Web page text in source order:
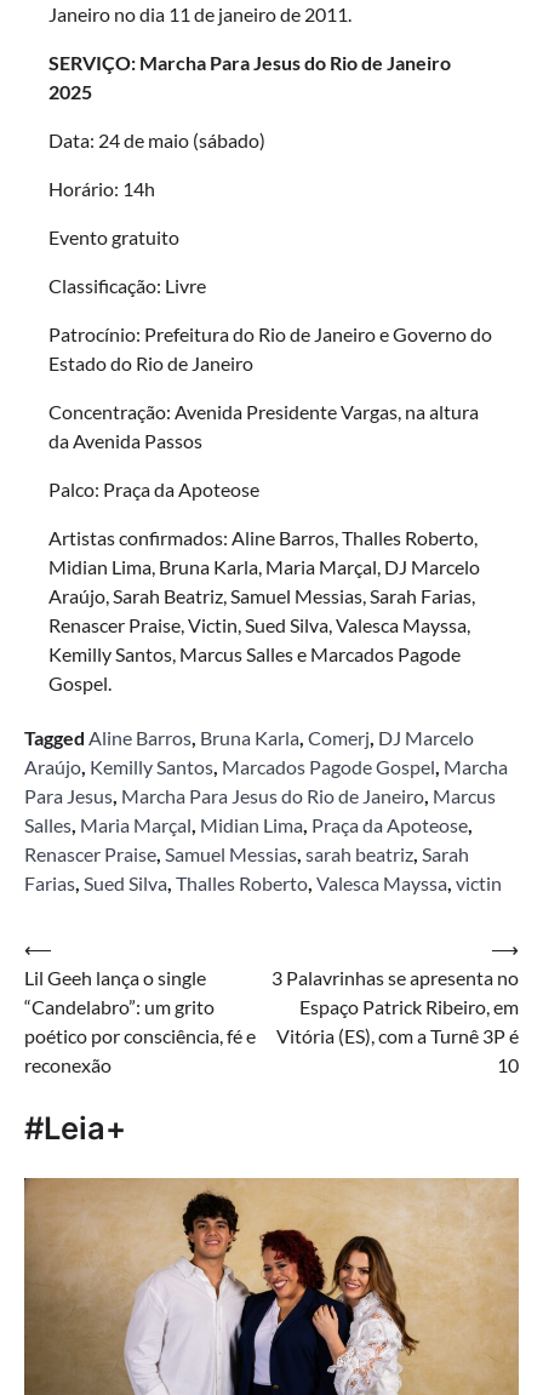
Janeiro no dia 11 de janeiro de 2011.
SERVIÇO: Marcha Para Jesus do Rio de Janeiro
2025
Data: 24 de maio (sábado)
Horário: 14h
Evento gratuito
Classificação: Livre
Patrocínio: Prefeitura do Rio de Janeiro e Governo do
Estado do Rio de Janeiro
Concentração: Avenida Presidente Vargas, na altura
da Avenida Passos
Palco: Praça da Apoteose
Artistas confirmados: Aline Barros, Thalles Roberto,
Midian Lima, Bruna Karla, Maria Marçal, DJ Marcelo
Araújo, Sarah Beatriz, Samuel Messias, Sarah Farias,
Renascer Praise, Victin, Sued Silva, Valesca Mayssa,
Kemilly Santos, Marcus Salles e Marcados Pagode
Gospel.
Tagged Aline Barros, Bruna Karla, Comerj, DJ Marcelo
Araújo, Kemilly Santos, Marcados Pagode Gospel, Marcha
Para Jesus, Marcha Para Jesus do Rio de Janeiro, Marcus
Salles, Maria Marçal, Midian Lima, Praça da Apoteose,
Renascer Praise, Samuel Messias, sarah beatriz, Sarah
Farias, Sued Silva, Thalles Roberto, Valesca Mayssa, victin
Navegação
de
Post
⟵
Lil Geeh lança o single
“Candelabro”: um grito
poético por consciência, fé e
reconexão
3 Palavrinhas se apresenta no
Espaço Patrick Ribeiro, em
Vitória (ES), com a Turnê 3P é
10
⟶
#Leia+